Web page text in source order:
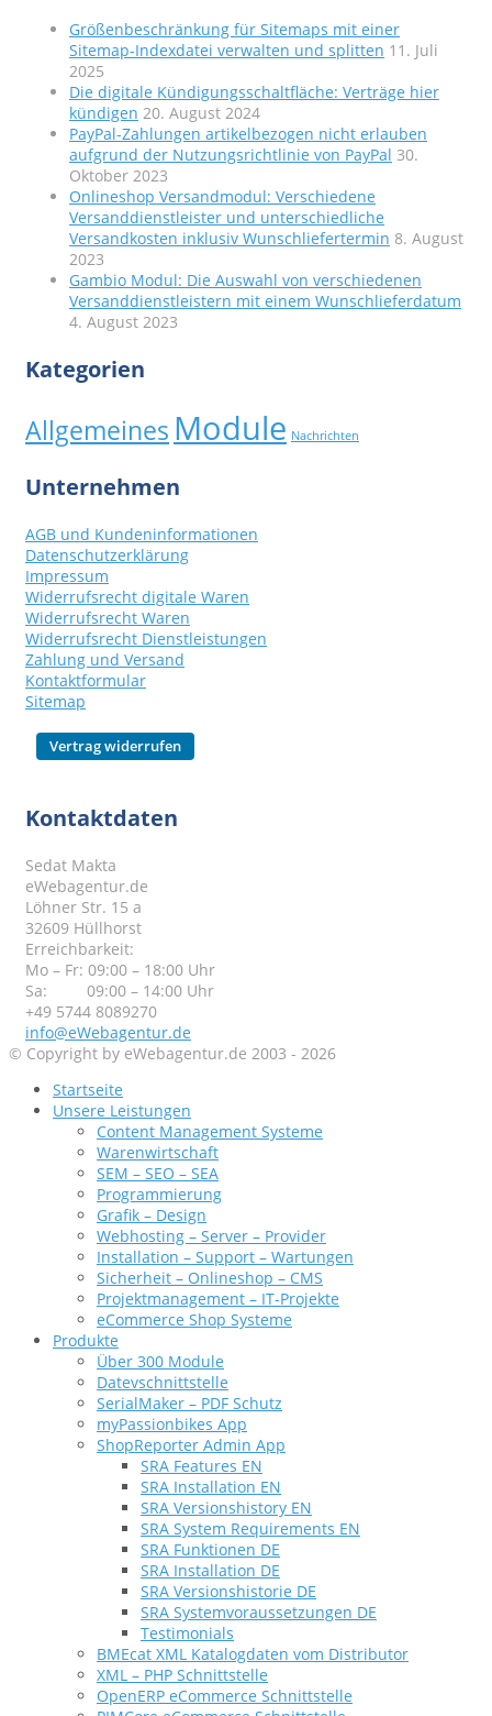
Größenbeschränkung für Sitemaps mit einer
Sitemap-Indexdatei verwalten und splitten 11. Juli
2025
Die digitale Kündigungsschaltfläche: Verträge hier
kündigen 20. August 2024
PayPal-Zahlungen artikelbezogen nicht erlauben
aufgrund der Nutzungsrichtlinie von PayPal 30.
Oktober 2023
Onlineshop Versandmodul: Verschiedene
Versanddienstleister und unterschiedliche
Versandkosten inklusiv Wunschliefertermin 8. August
2023
Gambio Modul: Die Auswahl von verschiedenen
Versanddienstleistern mit einem Wunschlieferdatum
4. August 2023
Kategorien
Allgemeines Module Nachrichten
Unternehmen
AGB und Kundeninformationen
Datenschutzerklärung
Impressum
Widerrufsrecht digitale Waren
Widerrufsrecht Waren
Widerrufsrecht Dienstleistungen
Zahlung und Versand
Kontaktformular
Sitemap
Kontaktdaten
Sedat Makta
eWebagentur.de
Löhner Str. 15 a
32609 Hüllhorst
Erreichbarkeit:
Mo – Fr: 09:00 – 18:00 Uhr
Sa: 09:00 – 14:00 Uhr
+49 5744 8089270
info@eWebagentur.de
© Copyright by eWebagentur.de 2003 - 2026
Startseite
Unsere Leistungen
Content Management Systeme
Warenwirtschaft
SEM – SEO – SEA
Programmierung
Grafik – Design
Webhosting – Server – Provider
Installation – Support – Wartungen
Sicherheit – Onlineshop – CMS
Projektmanagement – IT-Projekte
eCommerce Shop Systeme
Produkte
Über 300 Module
Datevschnittstelle
SerialMaker – PDF Schutz
myPassionbikes App
ShopReporter Admin App
SRA Features EN
SRA Installation EN
SRA Versionshistory EN
SRA System Requirements EN
SRA Funktionen DE
SRA Installation DE
SRA Versionshistorie DE
SRA Systemvoraussetzungen DE
Testimonials
BMEcat XML Katalogdaten vom Distributor
XML – PHP Schnittstelle
OpenERP eCommerce Schnittstelle